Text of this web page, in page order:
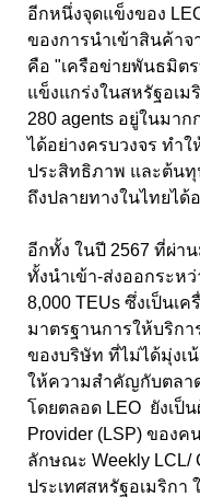
อีกหนึ่งจุดแข็งของ
ของการนำเข้าสินค้า
คือ "เครือข่ายพันธมิตร
แข็งแกร่งในสหรัฐอเ
280 agents อยู่ในมา
ได้อย่างครบวงจร ทำ
ประสิทธิภาพ และต้นทุ
ถึงปลายทางในไทยได้
อีกทั้ง ในปี 2567 ที่ผ่า
ทั้งนำเข้า-ส่งออกระห
8,000 TEUs ซึ่งเป็นเ
มาตรฐานการให้บริก
ของบริษัท ที่ไม่ได้มุ่งเ
ให้ความสำคัญกับตลาด
โดยตลอด LEO ยังเป็
Provider (LSP) ของ
ลักษณะ Weekly LCL/
ประเทศสหรัฐอเมริก